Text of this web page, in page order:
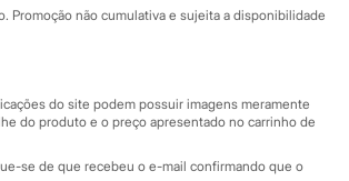
conosco
Central de ética
Promoção não cumulativa e sujeita a disponibilidade
do site podem possuir imagens meramente
do produto e o preço apresentado no carrinho de
se de que recebeu o e-mail confirmando que o